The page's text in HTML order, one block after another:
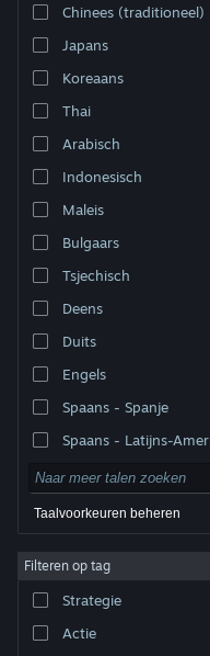
Taal wijzigen
Download de mobiele
Desktopwebsite weergeven
© Valve Corporation. Alle rechten
handelsmerken zijn eigendom van hun
Privacybeleid|Juridische informatie
Toegankelijkheid
|
Terugbetalingen
Chinees (traditioneel)
Japans
Koreaans
Thai
Arabisch
Indonesisch
Maleis
Bulgaars
Tsjechisch
Deens
Duits
Engels
Spaans - Spanje
Spaans - Latijns-
Taalvoorkeuren beheren
Filteren op tag
Strategie
Actie
2 resultaten komen overeen
uitgesloten op basis van je
Steelborn